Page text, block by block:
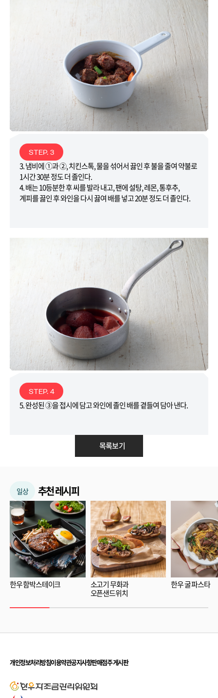
STEP. 3
3. 냄비에 ①과 ②, 치킨스톡, 물을 섞어서 끓인 후 불을 줄여 약불로
1시간 30분 정도 더 졸인다.
4. 배는 10등분한 후 씨를 발라 내고, 팬에 설탕, 레몬, 통후추,
계피를 끓인 후 와인을 다시 끓여 배를 넣고 20분 정도 더 졸인다.
STEP. 4
5. 완성된 ③을 접시에 담고 와인에 졸인 배를 곁들여 담아 낸다.
목록보기
일상 추천 레시피
한우 함박스테이크
소고기 무화과
오픈샌드위치
한우 굴 파스타
개인정보처리방침이용약관공지사항판매점주 게시판